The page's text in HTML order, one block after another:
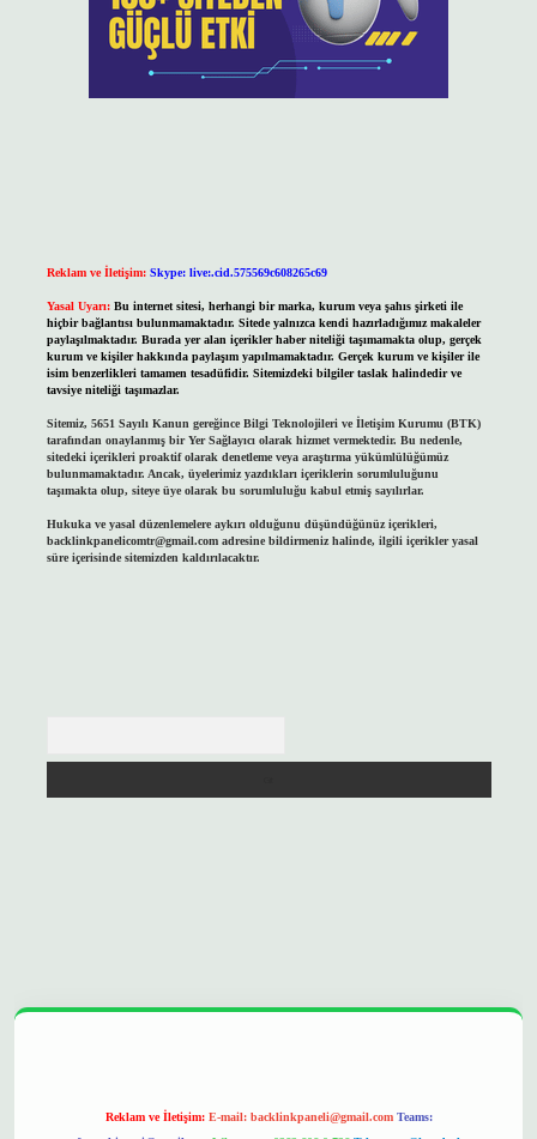
Reklam ve İletişim: Skype: live:.cid.575569c608265c69
Yasal Uyarı: Bu internet sitesi, herhangi bir marka, kurum veya şahıs şirketi ile
hiçbir bağlantısı bulunmamaktadır. Sitede yalnızca kendi hazırladığımız makaleler
paylaşılmaktadır. Burada yer alan içerikler haber niteliği taşımamakta olup, gerçek
kurum ve kişiler hakkında paylaşım yapılmamaktadır. Gerçek kurum ve kişiler ile
isim benzerlikleri tamamen tesadüfidir. Sitemizdeki bilgiler taslak halindedir ve
tavsiye niteliği taşımazlar.
Sitemiz, 5651 Sayılı Kanun gereğince Bilgi Teknolojileri ve İletişim Kurumu (BTK)
tarafından onaylanmış bir Yer Sağlayıcı olarak hizmet vermektedir. Bu nedenle,
sitedeki içerikleri proaktif olarak denetleme veya araştırma yükümlülüğümüz
bulunmamaktadır. Ancak, üyelerimiz yazdıkları içeriklerin sorumluluğunu
taşımakta olup, siteye üye olarak bu sorumluluğu kabul etmiş sayılırlar.
Hukuka ve yasal düzenlemelere aykırı olduğunu düşündüğünüz içerikleri,
backlinkpanelicomtr@gmail.comadresine bildirmeniz halinde, ilgili içerikler yasal
süre içerisinde sitemizden kaldırılacaktır.
Reklam ve İletişim: E-mail: backlinkpaneli@gmail.com Teams: